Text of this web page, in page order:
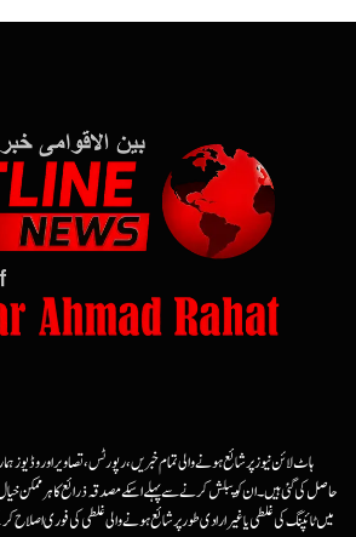
ہاٹ لائن نیوز پر شائع ہونے والی تمام خبریں، رپورٹس، تصاویر اور وڈیوز
حاصل کی گئی ہیں۔ ان کو پبلش کرنے سے پہلے اسکے مصدقہ ذرائع کا ہرممکن
میں ٹائپنگ کی غلطی یا غیرارادی طور پر شائع ہونے والی غلطی کی فوری اصلاح